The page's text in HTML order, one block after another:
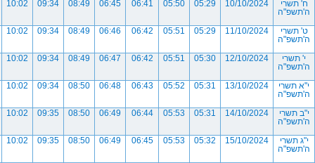
ח' תשרי
ה'תשפ"ה
10/10/2024
05:29
05:50
06:41
06:45
08:49
09:34
10:02
ט' תשרי
ה'תשפ"ה
11/10/2024
05:29
05:51
06:42
06:46
08:49
09:34
10:02
י' תשרי
ה'תשפ"ה
12/10/2024
05:30
05:51
06:42
06:47
08:49
09:34
10:02
י"א תשרי
ה'תשפ"ה
13/10/2024
05:31
05:52
06:43
06:48
08:50
09:34
10:02
י"ב תשרי
ה'תשפ"ה
14/10/2024
05:31
05:53
06:44
06:49
08:50
09:35
10:02
י"ג תשרי
ה'תשפ"ה
15/10/2024
05:32
05:53
06:45
06:49
08:50
09:35
10:02